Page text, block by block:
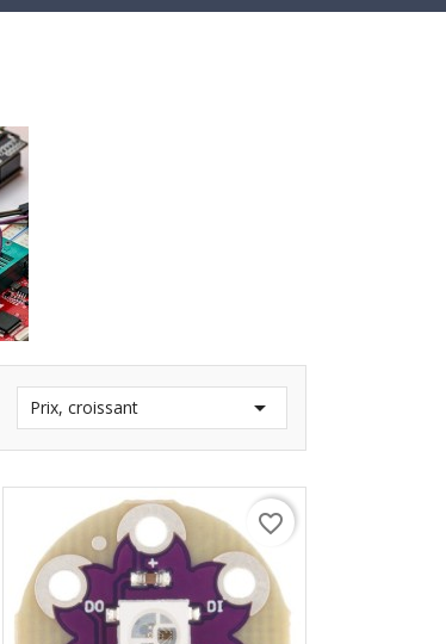
Prix, croissant 
favorite_border